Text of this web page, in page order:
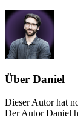
Über Daniel
Dieser Autor hat
Der AutorDaniel